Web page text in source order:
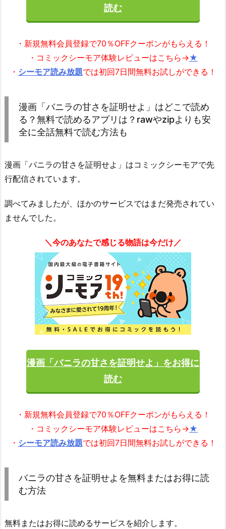
読む
・新規無料会員登録で70％OFFクーポンがもらえる！
・コミックシーモア体験レビューはこちら→★
・ シーモア読み放題では初回7日間無料お試しができる！
漫画「バニラの甘さを証明せよ」はどこで読め
る？無料で読めるアプリは？rawやzipよりも安
全に全話無料で読む方法も
漫画「バニラの甘さを証明せよ」はコミックシーモアで先
行配信されています。
調べてみましたが、ほかのサービスではまだ発売されてい
ませんでした。
＼今のあなたで感じる物語は今だけ／
漫画「バニラの甘さを証明せよ」をお得に
読む
・新規無料会員登録で70％OFFクーポンがもらえる！
・コミックシーモア体験レビューはこちら→★
・ シーモア読み放題では初回7日間無料お試しができる！
バニラの甘さを証明せよを無料またはお得に読
む方法
無料またはお得に読めるサービスを紹介します。